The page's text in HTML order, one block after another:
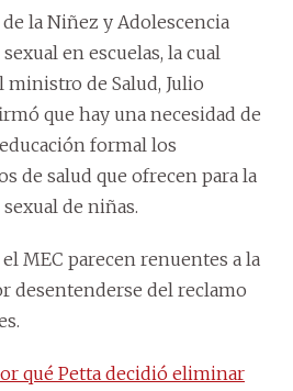
la Niñez y Adolescencia
en escuelas, la cual
de Salud, Julio
que hay una necesidad de
formal los
de salud que ofrecen para la
de niñas.
MEC parecen renuentes a la
desentenderse del reclamo
qué Petta decidió eliminar